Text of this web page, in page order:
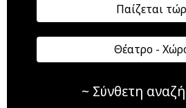
Παίζεται
Θέατρο -
~ Σύνθετη